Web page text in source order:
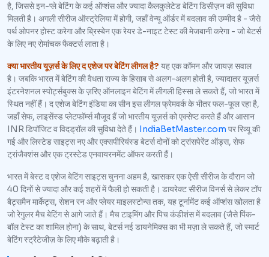
है, जिससे इन-प्ले बेटिंग के कई ऑप्शंस और ज्यादा कैलकुलेटेड बेटिंग डिसीज़न की सुविधा
मिलती है। अगली सीरीज ऑस्ट्रेलिया में होगी, जहाँ वेन्यू ऑर्डर में बदलाव की उम्मीद है - जैसे
पर्थ ओपनर होस्ट करेगा और ब्रिस्बेन एक रेयर डे-नाइट टेस्ट की मेजबानी करेगा - जो बेटर्स
के लिए नए रोमांचक फैक्टर्स लाता है।
क्या भारतीय यूज़र्स के लिए द एशेज पर बेटिंग लीगल है? यह एक कॉमन और जायज़ सवाल
है। जबकि भारत में बेटिंग की वैधता राज्य के हिसाब से अलग-अलग होती है, ज्यादातर यूज़र्स
इंटरनेशनल स्पोर्ट्सबुक्स के ज़रिए ऑनलाइन बेटिंग में लीगली हिस्सा ले सकते हैं, जो भारत में
स्थित नहीं हैं। द एशेज बेटिंग इंडिया का सीन इस लीगल फ्रेमवर्क के भीतर फल-फूल रहा है,
जहाँ सेफ, लाइसेंस्ड प्लेटफॉर्म्स मौजूद हैं जो भारतीय यूज़र्स को एक्सेप्ट करते हैं और आसान
INR डिपॉजिट व विदड्रॉल की सुविधा देते हैं।
IndiaBetMaster.com पर रिव्यू की
गई और लिस्टेड साइट्स नए और एक्सपीरियंस्ड बेटर्स दोनों को ट्रांसपेरेंट ऑड्स, सेफ
ट्रांजैक्शंस और एक ट्रस्टेड एनवायरनमेंट ऑफर करती हैं।
भारत में बेस्ट द एशेज बेटिंग साइट्स चुनना अहम है, खासकर एक ऐसी सीरीज के दौरान जो
40 दिनों से ज्यादा और कई शहरों में फैली हो सकती है। डायरेक्ट सीरीज विनर्स से लेकर टॉप
बैट्समैन मार्केट्स, सेशन रन और प्लेयर माइलस्टोन्स तक, यह टूर्नामेंट कई ऑप्शंस खोलता है
जो रेगुलर मैच बेटिंग से आगे जाते हैं। मैच टाइमिंग और पिच कंडीशंस में बदलाव (जैसे पिंक-
बॉल टेस्ट का शामिल होना) के साथ, बेटर्स नई डायनेमिक्स का भी मज़ा ले सकते हैं, जो स्मार्ट
बेटिंग स्ट्रैटेजीज़ के लिए मौके बढ़ाती है।